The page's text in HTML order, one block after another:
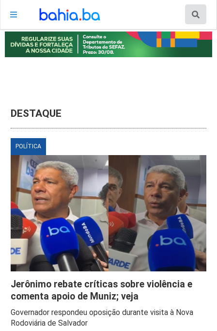
DESTAQUE
POLÍTICA
Jerônimo rebate críticas sobre violência e
comenta apoio de Muniz; veja
Governador respondeu oposição durante visita à Nova
Rodoviária de Salvador